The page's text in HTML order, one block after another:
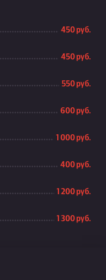
450 руб.
450 руб.
550 руб.
600 руб.
1 000 руб.
400 руб.
1 200 руб.
1 300 руб.